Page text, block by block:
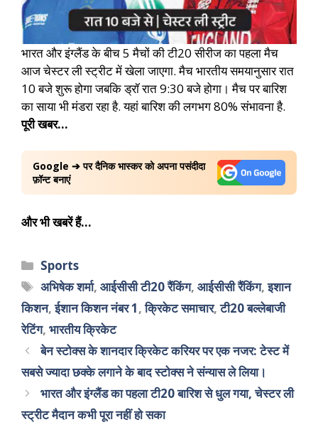
भारत और इंग्लैंड के बीच 5 मैचों की टी20 सीरीज का पहला मैच
आज चेस्टर ली स्ट्रीट में खेला जाएगा. मैच भारतीय समयानुसार रात
10 बजे शुरू होगा जबकि ड्रॉ रात 9:30 बजे होगा। मैच पर बारिश
का साया भी मंडरा रहा है. यहां बारिश की लगभग 80% संभावना है.
पूरी खबर…
Google ➔ पर दैनिक भास्कर को अपना पसंदीदा
फ़ॉन्ट बनाएं
और भी खबरें हैं…
Sports
अभिषेक शर्मा,आईसीसी टी20 रैंकिंग,आईसीसी रैंकिंग,इशान
किशन,ईशान किशन नंबर 1,क्रिकेट समाचार,टी20 बल्लेबाजी
रेटिंग, भारतीय क्रिकेट
बेन स्टोक्स के शानदार क्रिकेट करियर पर एक नजर: टेस्ट में
सबसे ज्यादा छक्के लगाने के बाद स्टोक्स ने संन्यास ले लिया।
भारत और इंग्लैंड का पहला टी20 बारिश से धुल गया, चेस्टर ली
स्ट्रीट मैदान कभी पूरा नहीं हो सका